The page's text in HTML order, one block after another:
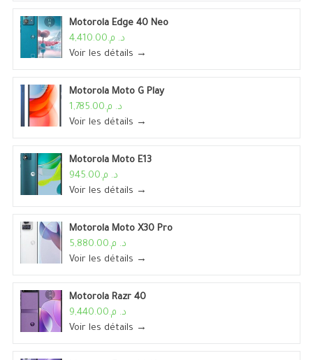
Motorola Edge 40 Neo
د. م.4,410.00
Voir les détails →
Motorola Moto G Play
د. م.1,785.00
Voir les détails →
Motorola Moto E13
د. م.945.00
Voir les détails →
Motorola Moto X30 Pro
د. م.5,880.00
Voir les détails →
Motorola Razr 40
د. م.9,440.00
Voir les détails →